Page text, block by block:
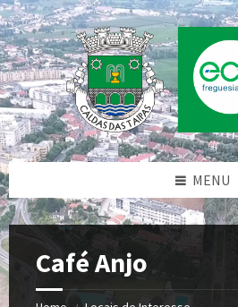
Skip
to
content
Skip
to
left
sidebar
Skip
to
footer
MENU
Café Anjo